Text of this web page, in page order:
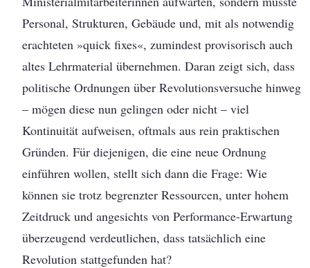
Personal, Strukturen, Gebäude und, mit als notwendig
erachteten »quick fixes«, zumindest provisorisch auch
altes Lehrmaterial übernehmen. Daran zeigt sich, dass
politische Ordnungen über Revolutionsversuche hinweg
– mögen diese nun gelingen oder nicht – viel
Kontinuität aufweisen, oftmals aus rein praktischen
Gründen. Für diejenigen, die eine neue Ordnung
einführen wollen, stellt sich dann die Frage: Wie
können sie trotz begrenzter Ressourcen, unter hohem
Zeitdruck und angesichts von Performance-Erwartung
überzeugend verdeutlichen, dass tatsächlich eine
Revolution stattgefunden hat?